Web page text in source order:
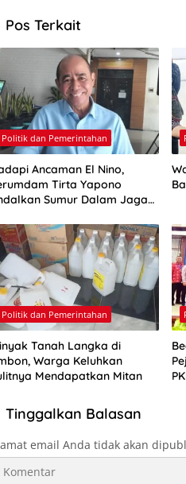
Pos Terkait
Politik dan Pemerintahan
Ancaman El Nino,
Tirta Yapono
Sumur Dalam Jaga
Politik dan Pemerintahan
Tanah Langka di
Warga Keluhkan
Mendapatkan Mitan
Tinggalkan Balasan
email Anda tidak akan